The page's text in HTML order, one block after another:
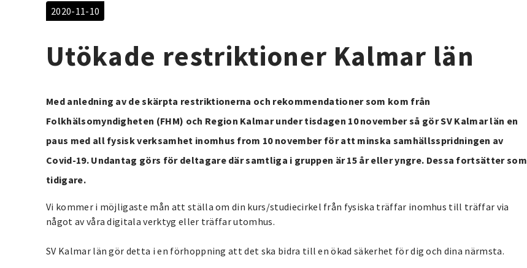
2020-11-10
Utökade restriktioner Kalmar län
Med anledning av de skärpta restriktionerna och rekommendationer som kom från
Folkhälsomyndigheten (FHM) och Region Kalmar under tisdagen 10 november så gör SV Kalmar län en
paus med all fysisk verksamhet inomhus from 10 november för att minska samhällsspridningen av
Covid-19. Undantag görs för deltagare där samtliga i gruppen är 15 år eller yngre. Dessa fortsätter som
tidigare.
Vi kommer i möjligaste mån att ställa om din kurs/studiecirkel från fysiska träffar inomhus till träffar via
något av våra digitala verktyg eller träffar utomhus.
SV Kalmar län gör detta i en förhoppning att det ska bidra till en ökad säkerhet för dig och dina närmsta.